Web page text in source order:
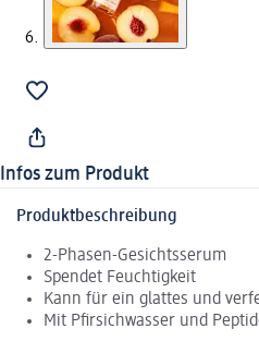
Infos zum Produkt
Produktbeschreibung
2-Phasen-Gesichtsserum
Spendet Feuchtigkeit
Kann für ein glattes und
Mit Pfirsichwasser und